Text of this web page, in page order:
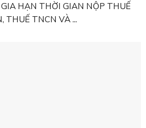
HẠN THỜI GIAN NỘP THUẾ
THUẾ TNCN VÀ ...